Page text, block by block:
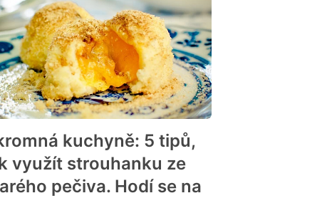
kuchyně: 5 tipů,
využít strouhanku ze
pečiva. Hodí se na